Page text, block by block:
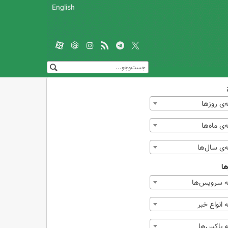
English
روزها
ماه‌ها
سال‌ها
سرویس‌ها
انواع خبر